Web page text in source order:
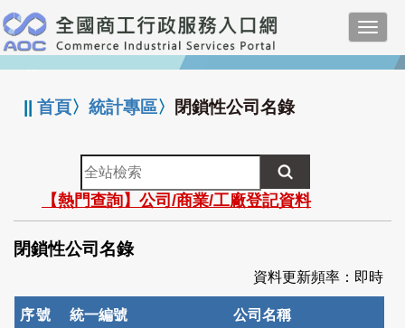
跳
到
主
要
:::
||首頁〉統計專區〉 閉鎖性公司名錄
全
站
檢
索
【熱門查詢】公司/商業/工廠登記資料
閉鎖性公司名錄
資料更新頻率：即時
序號 統一編號 公司名稱